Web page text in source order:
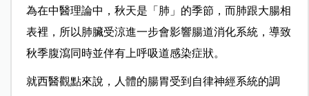
為在中醫理論中，秋天是「肺」的季節，而肺跟大腸相
表裡，所以肺臟受涼進一步會影響腸道消化系統，導致
秋季腹瀉同時並伴有上呼吸道感染症狀。
就西醫觀點來說，人體的腸胃受到自律神經系統的調